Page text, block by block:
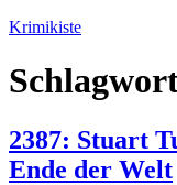
Zum
springen
Krimikiste
2387: Stuart
Ende der Welt